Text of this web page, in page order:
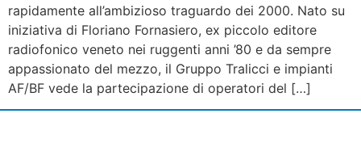
rapidamente all’ambizioso traguardo dei 2000. Nato su
iniziativa di Floriano Fornasiero, ex piccolo editore
radiofonico veneto nei ruggenti anni ’80 e da sempre
appassionato del mezzo, il Gruppo Tralicci e impianti
AF/BF vede la partecipazione di operatori del […]